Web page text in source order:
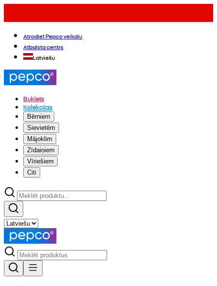
Atrodiet Pepco veikalu
Atbalsta centrs
Latviešu
Buklets
Kolekcijas
Bērniem
Sievietēm
Mājoklim
Zīdaiņiem
Vīriešiem
Citi